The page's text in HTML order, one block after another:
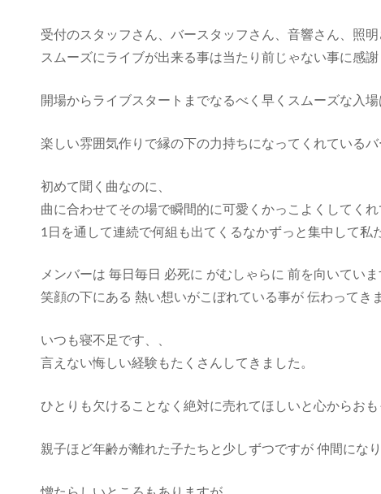
受付のスタッフさん、バースタッフさん、音響さん、照
スムーズにライブが出来る事は当たり前じゃない事に感謝
開場からライブスタートまでなるべく早くスムーズな入場
楽しい雰囲気作りで縁の下の力持ちになってくれている
初めて聞く曲なのに、
曲に合わせてその場で瞬間的に可愛くかっこよくしてくれ
1日を通して連続で何組も出てくるなかずっと集中して私
メンバーは 毎日毎日 必死に がむしゃらに 前を向いていま
笑顔の下にある 熱い想いがこぼれている事が 伝わってき
いつも寝不足です、、
言えない悔しい経験もたくさんしてきました。
ひとりも欠けることなく絶対に売れてほしいと心からおも
親子ほど年齢が離れた子たちと少しずつですが 仲間にな